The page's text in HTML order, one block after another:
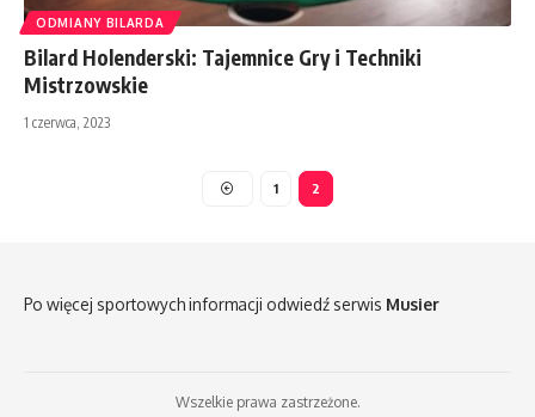
ODMIANY BILARDA
Bilard Holenderski: Tajemnice Gry i Techniki
Mistrzowskie
1 czerwca, 2023
1 2
Po więcej sportowych informacji odwiedź serwis Musier
Wszelkie prawa zastrzeżone.